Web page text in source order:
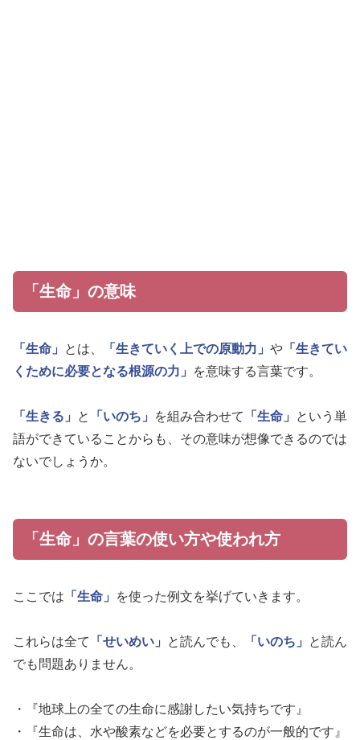
「生命」の意味
「生命」 とは、 「生きていく上での原動力」 や 「生きてい
くために必要となる根源の力」
を意味する言葉です。
「生きる」 と 「いのち」 を組み合わせて 「生命」
という単
語ができていることからも、その意味が想像できるのでは
ないでしょうか。
「生命」の言葉の使い方や使われ方
ここでは 「生命」 を使った例文を挙げていきます。
これらは全て 「せいめい」 と読んでも、 「いのち」
と読ん
でも問題ありません。
・『地球上の全ての生命に感謝したい気持ちです』
・『生命は、水や酸素などを必要とするのが一般的です』